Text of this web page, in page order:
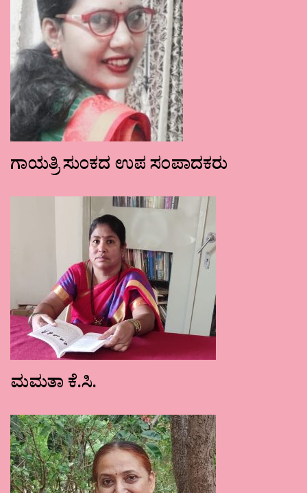
ಗಾಯತ್ರಿ ಸುಂಕದ ಉಪ ಸಂಪಾದಕರು
ಮಮತಾ ಕೆ.ಸಿ.